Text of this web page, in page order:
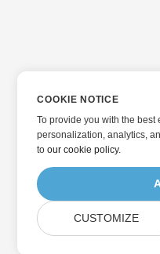
COOKIE NOTICE
To provide you with the
personalization, analytics,
toour cookie policy.
CUSTOMIZE